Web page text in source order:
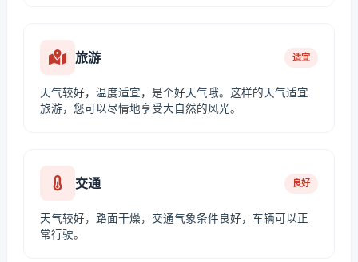
旅游 适宜
天气较好，温度适宜，是个好天气哦。这样的天气适宜
旅游，您可以尽情地享受大自然的风光。
交通 良好
天气较好，路面干燥，交通气象条件良好，车辆可以正
常行驶。